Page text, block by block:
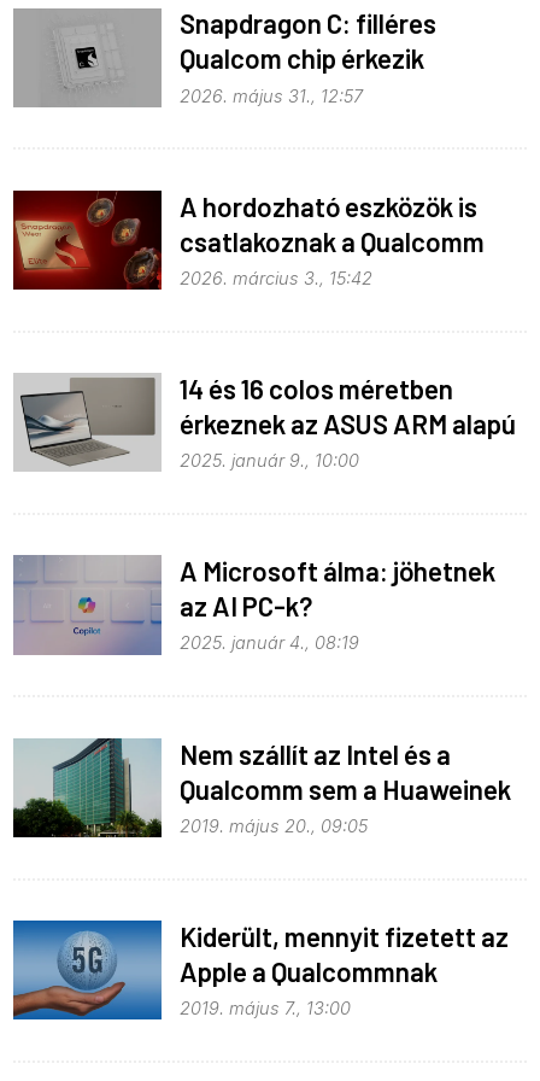
Snapdragon C: filléres
Qualcom chip érkezik
Widowshoz
2026. május 31., 12:57
A hordozható eszközök is
csatlakoznak a Qualcomm
Elite alakulatához
2026. március 3., 15:42
14 és 16 colos méretben
érkeznek az ASUS ARM alapú
notebookjai
2025. január 9., 10:00
A Microsoft álma: jöhetnek
az AI PC-k?
2025. január 4., 08:19
Nem szállít az Intel és a
Qualcomm sem a Huaweinek
2019. május 20., 09:05
Kiderült, mennyit fizetett az
Apple a Qualcommnak
2019. május 7., 13:00